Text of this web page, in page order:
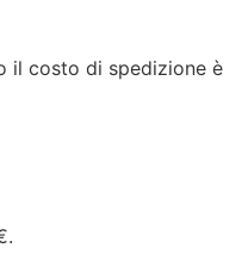
il costo di spedizione è